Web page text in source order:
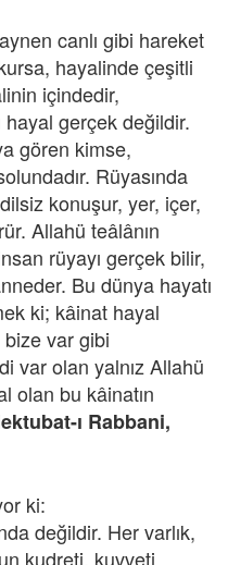
canlı gibi hareket
hayalinde çeşitli
içindedir,
hayal gerçek değildir.
gören kimse,
Rüyasında
konuşur, yer, içer,
Allahü teâlânın
rüyayı gerçek bilir,
Bu dünya hayatı
ki; kâinat hayal
bize var gibi
var olan yalnız Allahü
olan bu kâinatın
ı Rabbani,
ki:
değildir. Her varlık,
kudreti, kuvveti